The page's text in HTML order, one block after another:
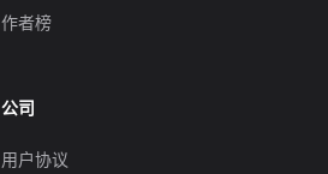
作者榜
公司
用户协议